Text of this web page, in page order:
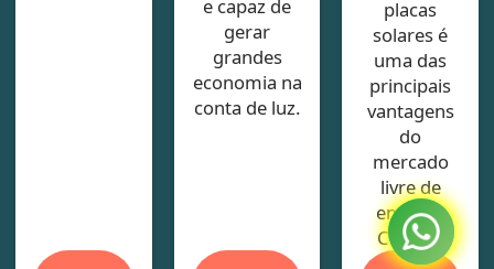
e capaz de
gerar
grandes
economia na
conta de luz.
placas
solares é
uma das
principais
vantagens
do
mercado
livre de
energia.
Confira!